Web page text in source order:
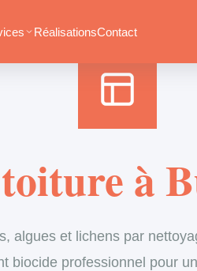
RéalisationsContact
à
algues et lichens par
biocide professionnel pour